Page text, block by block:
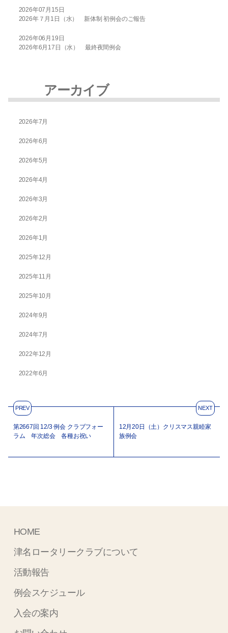
2026年07月15日
2026年７月1日（水） 新体制 初例会のご報告
2026年06月19日
2026年6月17日（水） 最終夜間例会
アーカイブ
2026年7月
2026年6月
2026年5月
2026年4月
2026年3月
2026年2月
2026年1月
2025年12月
2025年11月
2025年10月
2024年9月
2024年7月
2022年12月
2022年6月
PREV
第2667回 12/3 例会 クラブフォー
ラム 年次総会 各種お祝い
NEXT
12月20日（土）クリスマス親睦家
族例会
HOME
津名ロータリークラブについて
活動報告
例会スケジュール
入会の案内